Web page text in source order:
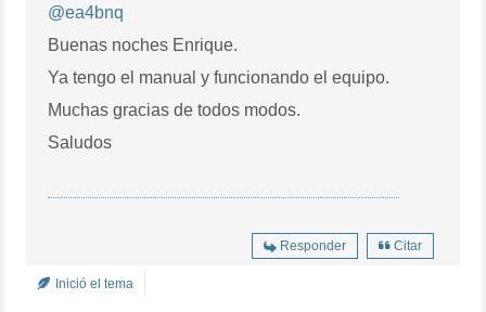
@ea4bnq
Buenas noches Enrique.
Ya tengo el manual y funcionando el equipo.
Muchas gracias de todos modos.
Saludos
Responder Citar
Inició el tema